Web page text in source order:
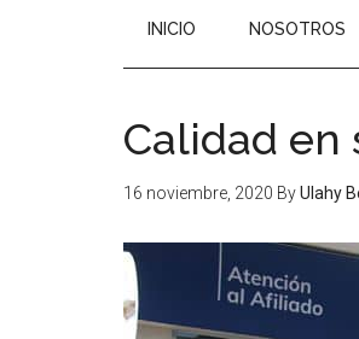
INICIO NOSOTROS
Calidad en
16 noviembre, 2020 ByUlahy